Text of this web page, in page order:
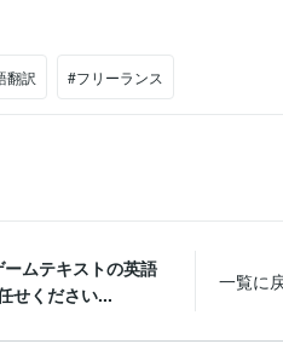
翻訳 #フリーランス
ムテキストの英語
せください...
一覧に